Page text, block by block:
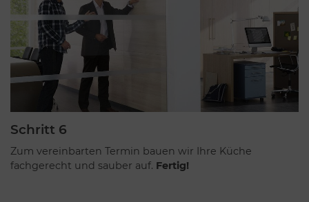
Schritt 6
Zum vereinbarten Termin bauen wir Ihre Küche
fachgerecht und sauber auf. Fertig!